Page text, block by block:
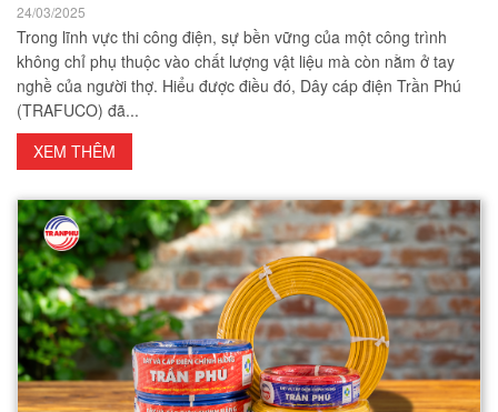
24/03/2025
Trong lĩnh vực thi công điện, sự bền vững của một công trình
không chỉ phụ thuộc vào chất lượng vật liệu mà còn nằm ở tay
nghề của người thợ. Hiểu được điều đó, Dây cáp điện Trần Phú
(TRAFUCO) đã...
XEM THÊM